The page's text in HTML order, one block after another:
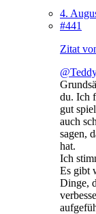
4.
#441
Zitat
du. Ich
gut
auch
sagen,
hat.
Ich
Es gibt
Dinge,